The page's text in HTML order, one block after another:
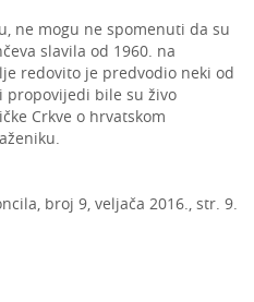
ne mogu ne spomenuti da su
slavila od 1960. na
redovito je predvodio neki od
propovijedi bile su živo
Crkve o hrvatskom
broj 9, veljača 2016., str. 9.